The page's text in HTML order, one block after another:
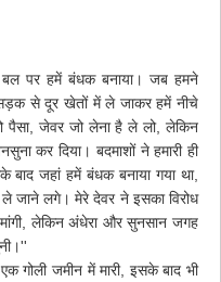
बल पर हमें बंधक बनाया। जब हमने
सड़क से दूर खेतों में ले जाकर हमें नीचे
पैसा, जेवर जो लेना है ले लो, लेकिन
कर दिया। बदमाशों ने हमारी ही
बाद जहां हमें बंधक बनाया गया था,
जाने लगे। मेरे देवर ने इसका विरोध
लेकिन अंधेरा और सुनसान जगह
गोली जमीन में मारी, इसके बाद भी